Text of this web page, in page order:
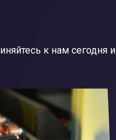
к нам